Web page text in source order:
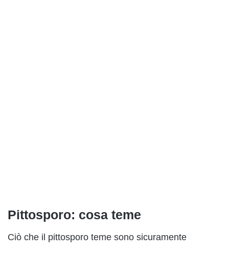
Pittosporo: cosa teme
Ciò che il pittosporo teme sono sicuramente